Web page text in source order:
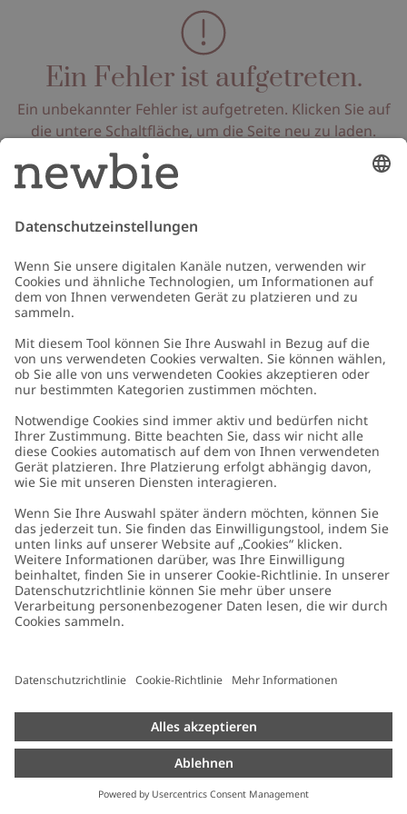
Ein Fehler ist aufgetreten.
Ein unbekannter Fehler ist aufgetreten. Klicken Sie auf
die untere Schaltfläche, um die Seite neu zu laden.
Seite neu laden